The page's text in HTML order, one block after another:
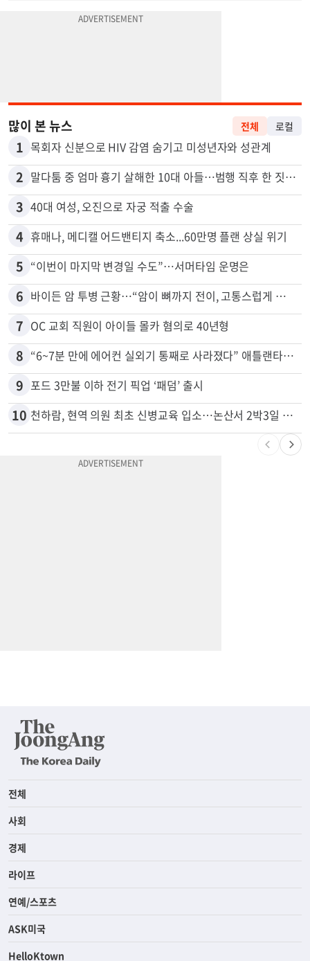
많이 본 뉴스 전체 로컬
1 목회자 신분으로 HIV 감염 숨기고 미성년자와 성관계
2 말다툼 중 엄마 흉기 살해한 10대 아들…범행 직후 한 짓 충격
3 40대 여성, 오진으로 자궁 적출 수술
4 휴매나, 메디캘 어드밴티지 축소...60만명 플랜 상실 위기
5 “이번이 마지막 변경일 수도”…서머타임 운명은
6 바이든 암 투병 근황…“암이 뼈까지 전이, 고통스럽게 투병 중”
7 OC 교회 직원이 아이들 몰카 혐의로 40년형
8 “6~7분 만에 에어컨 실외기 통째로 사라졌다” 애틀랜타서 실외기 도난 급증
9 포드 3만불 이하 전기 픽업 ‘패덤’ 출시
10 천하람, 현역 의원 최초 신병교육 입소…논산서 2박3일 생활
전체
사회
경제
라이프
연예/스포츠
ASK미국
HelloKtown